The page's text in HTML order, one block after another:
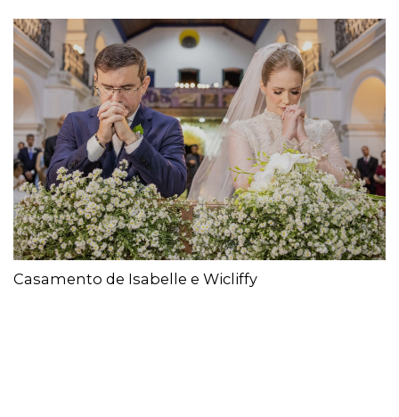
Casamento de Isabelle e Wicliffy